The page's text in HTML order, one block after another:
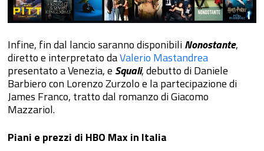
Infine, fin dal lancio saranno disponibiliNonostante,
diretto e interpretato daValerio Mastandrea
presentato a Venezia, e Squali, debutto di Daniele
Barbiero con Lorenzo Zurzolo e la partecipazione di
James Franco, tratto dal romanzo di Giacomo
Mazzariol.
Piani e prezzi di HBO Max in Italia